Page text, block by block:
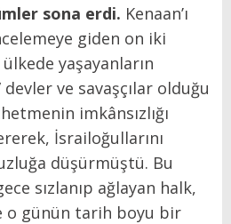
sona erdi. Kenaan’ı
giden on iki
yaşayanların
ve savaşçılar olduğu
imkânsızlığı
İsrailoğullarını
düşürmüştü. Bu
sızlanıp ağlayan halk,
o günün tarih boyu bir